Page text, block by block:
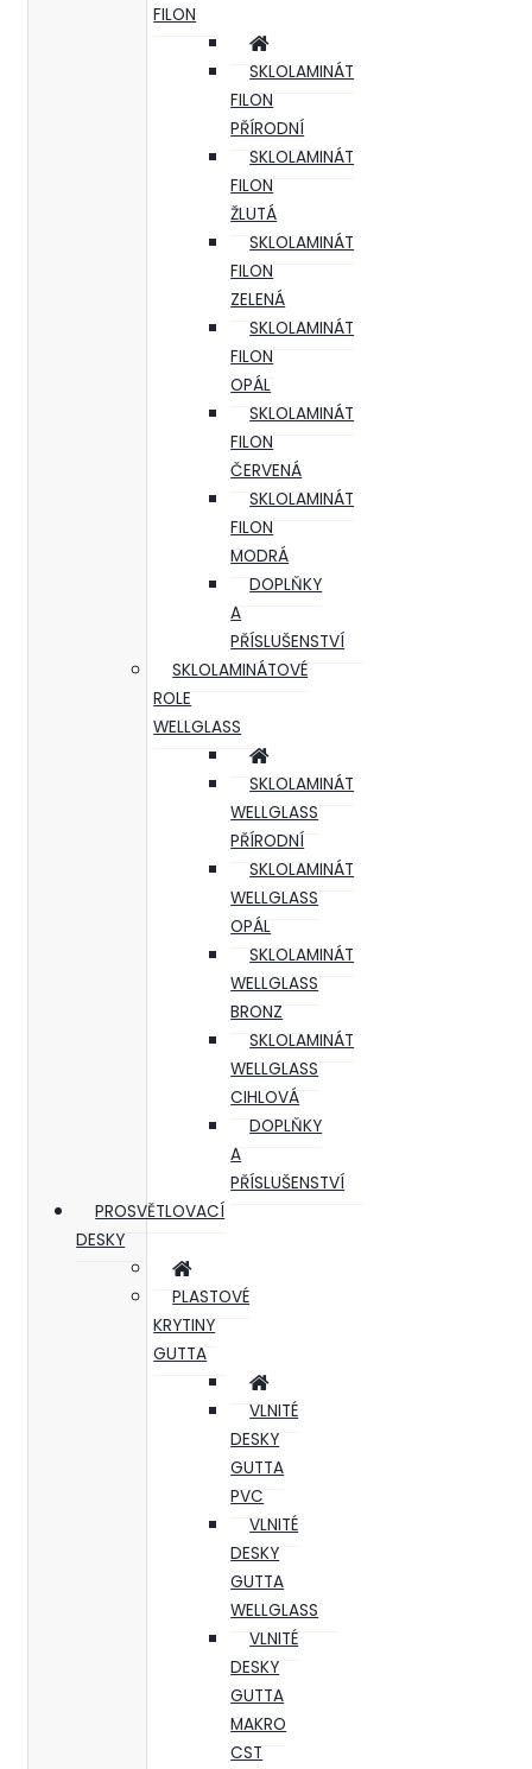
FILON
SKLOLAMINÁT
FILON
PŘÍRODNÍ
SKLOLAMINÁT
FILON
ŽLUTÁ
SKLOLAMINÁT
FILON
ZELENÁ
SKLOLAMINÁT
FILON
OPÁL
SKLOLAMINÁT
FILON
ČERVENÁ
SKLOLAMINÁT
FILON
MODRÁ
DOPLŇKY
A
PŘÍSLUŠENSTVÍ
SKLOLAMINÁTOVÉ
ROLE
WELLGLASS
SKLOLAMINÁT
WELLGLASS
PŘÍRODNÍ
SKLOLAMINÁT
WELLGLASS
OPÁL
SKLOLAMINÁT
WELLGLASS
BRONZ
SKLOLAMINÁT
WELLGLASS
CIHLOVÁ
DOPLŇKY
A
PŘÍSLUŠENSTVÍ
PROSVĚTLOVACÍ
DESKY
PLASTOVÉ
KRYTINY
GUTTA
VLNITÉ
DESKY
GUTTA
PVC
VLNITÉ
DESKY
GUTTA
WELLGLASS
VLNITÉ
DESKY
GUTTA
MAKRO
CST